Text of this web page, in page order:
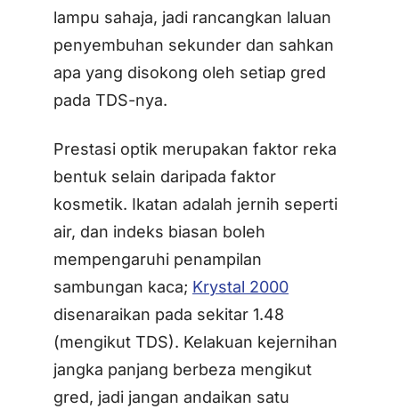
lampu sahaja, jadi rancangkan laluan
penyembuhan sekunder dan sahkan
apa yang disokong oleh setiap gred
pada TDS-nya.
Prestasi optik merupakan faktor reka
bentuk selain daripada faktor
kosmetik. Ikatan adalah jernih seperti
air, dan indeks biasan boleh
mempengaruhi penampilan
sambungan kaca; Krystal 2000
disenaraikan pada sekitar 1.48
(mengikut TDS). Kelakuan kejernihan
jangka panjang berbeza mengikut
gred, jadi jangan andaikan satu